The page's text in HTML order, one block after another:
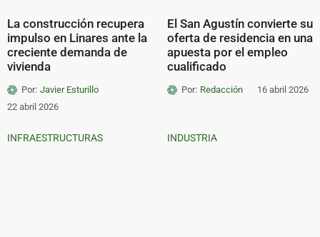
La construcción recupera
impulso en Linares ante la
creciente demanda de
vivienda
Por: Javier Esturillo
22 abril 2026
El San Agustín convierte su
oferta de residencia en una
apuesta por el empleo
cualificado
Por: Redacción 16 abril 2026
INFRAESTRUCTURAS INDUSTRIA